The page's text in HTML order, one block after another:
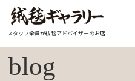
スタッフ全員が絨毯アドバイザーのお店
blog